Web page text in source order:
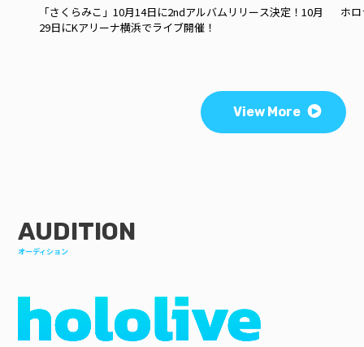
「さくらみこ」10月14日に2ndアルバムリリース決定！10月
29日にKアリーナ横浜でライブ開催！
ホ
View More
AUDITION
オーディション